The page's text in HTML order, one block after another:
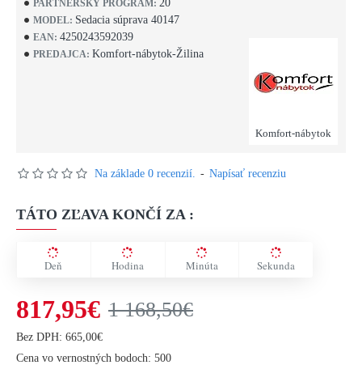
PARTNERSKÝ PROGRAM: 20
MODEL: Sedacia súprava 40147
EAN: 4250243592039
PREDAJCA: Komfort-nábytok-Žilina
Komfort-nábytok
Na základe 0 recenzií. - Napísať recenziu
TÁTO ZĽAVA KONČÍ ZA :
Deň Hodina Minúta Sekunda
817,95€ 1 168,50€
Bez DPH: 665,00€
Cena vo vernostných bodoch: 500